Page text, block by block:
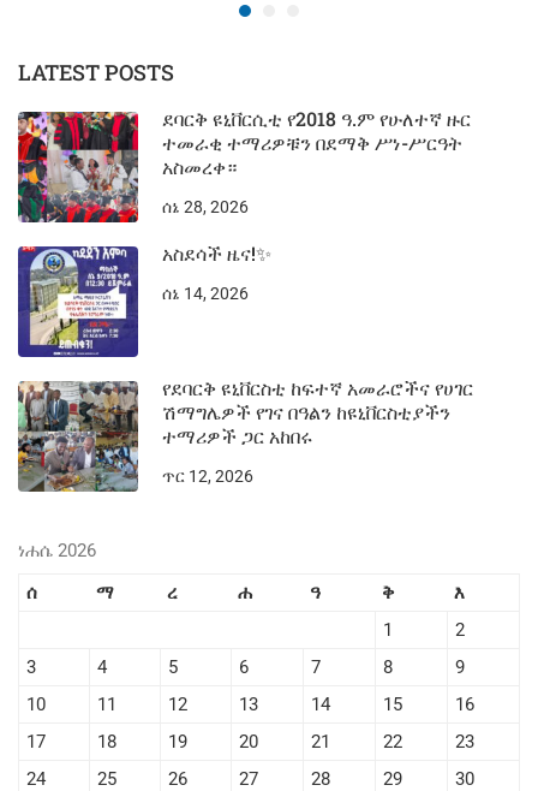
LATEST POSTS
ደባርቅ ዩኒቨርሲቲ የ2018 ዓ.ም የሁለተኛ ዙር
ተመራቂ ተማሪዎቹን በደማቅ ሥነ-ሥርዓት
አስመረቀ።
ሰኔ 28, 2026
አስደሳች ዜና!✨
ሰኔ 14, 2026
የደባርቅ ዩኒቨርስቲ ከፍተኛ አመራሮችና የሀገር
ሽማግሌዎች የገና በዓልን ከዩኒቨርስቲያችን
ተማሪዎች ጋር አከበሩ
ጥር 12, 2026
ነሐሴ 2026
ሰ
ማ ረ ሐ ዓ ቅ
እ
1
2
3
4 5 6 7 8
9
10
11 12 13 14 15
16
17
18 19 20 21 22
23
24
25 26 27 28 29
30